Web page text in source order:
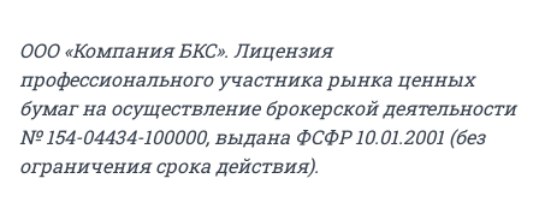
ООО «Компания БКС». Лицензия
профессионального участника рынка ценных
бумаг на осуществление брокерской деятельности
№ 154-04434-100000, выдана ФСФР 10.01.2001 (без
ограничения срока действия).